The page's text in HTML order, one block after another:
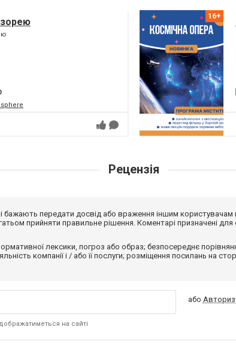
Рецензія
бажають передати досвід або враження іншим
прийняти правильне рішення. Коментарі призначені
лексики, погроз або образ; безпосереднє
компанії і / або її послуги; розміщення посилань на
на сайті
або